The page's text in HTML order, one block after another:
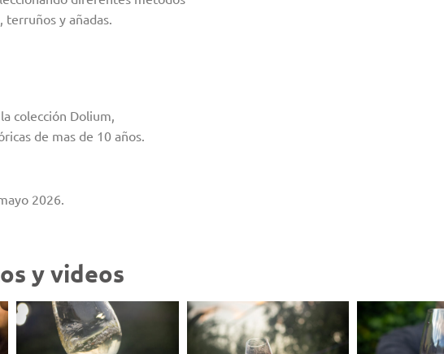
terruños y añadas.
colección Dolium,
de mas de 10 años.
2026.
y videos